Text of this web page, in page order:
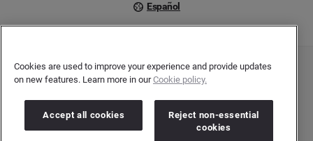
Español
Copyright © 2026 Brandwatch. Todos los derechos reservados. Cision Group Ltd, 7th
Floor, 5 Churchill Place, Canary Wharf, London, E14 5HU
Cookies are used to improve your experience and provide updates
on new features. Learn more in ourCookie policy.
Accept all cookies
Reject non-essential
cookies